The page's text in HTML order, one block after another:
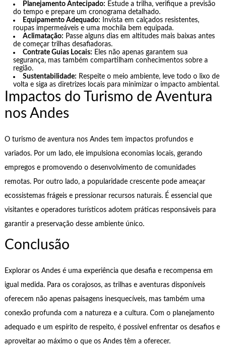
Planejamento Antecipado: Estude a trilha, verifique a previsão
do tempo e prepare um cronograma detalhado.
Equipamento Adequado: Invista em calçados resistentes,
roupas impermeáveis e uma mochila bem equipada.
Aclimatação: Passe alguns dias em altitudes mais baixas antes
de começar trilhas desafiadoras.
Contrate Guias Locais: Eles não apenas garantem sua
segurança, mas também compartilham conhecimentos sobre a
região.
Sustentabilidade: Respeite o meio ambiente, leve todo o lixo de
volta e siga as diretrizes locais para minimizar o impacto ambiental.
Impactos do Turismo de Aventura
nos Andes
O turismo de aventura nos Andes tem impactos profundos e
variados. Por um lado, ele impulsiona economias locais, gerando
empregos e promovendo o desenvolvimento de comunidades
remotas. Por outro lado, a popularidade crescente pode ameaçar
ecossistemas frágeis e pressionar recursos naturais. É essencial que
visitantes e operadores turísticos adotem práticas responsáveis para
garantir a preservação desse ambiente único.
Conclusão
Explorar os Andes é uma experiência que desafia e recompensa em
igual medida. Para os corajosos, as trilhas e aventuras disponíveis
oferecem não apenas paisagens inesquecíveis, mas também uma
conexão profunda com a natureza e a cultura. Com o planejamento
adequado e um espírito de respeito, é possível enfrentar os desafios e
aproveitar ao máximo o que os Andes têm a oferecer.